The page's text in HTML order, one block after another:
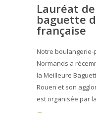
Lauréat
baguette
française
Notre boulangerie-
Normands a
la Meilleure
Rouen et son
est organisée par
→